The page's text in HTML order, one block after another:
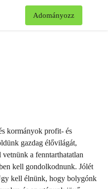
Adományozz
kormányok profit- és
gazdag élővilágát,
a fenntarthatatlan
kell gondolkodnunk. Jólét
kell élnünk, hogy bolygónk